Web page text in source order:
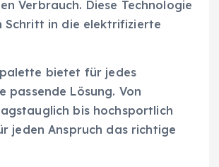
Verbrauch. Diese Technologie
Schritt in die elektrifizierte
bietet für jedes
passende Lösung. Von
bis hochsportlich
jeden Anspruch das richtige